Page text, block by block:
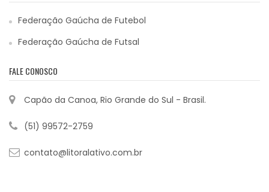
Federação Gaúcha de Futebol
Federação Gaúcha de Futsal
FALE CONOSCO
Capão da Canoa, Rio Grande do Sul - Brasil.
(51) 99572-2759
contato@litoralativo.com.br